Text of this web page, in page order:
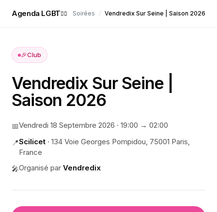
Agenda LGBT🏳️‍🌈 Soirées / Vendredix Sur Seine | Saison 2026
🎉Club
Vendredix Sur Seine |
Saison 2026
📅Vendredi 18 Septembre 2026 · 19:00 → 02:00
📍Scilicet · 134 Voie Georges Pompidou, 75001 Paris,
France
🎤Organisé par Vendredix